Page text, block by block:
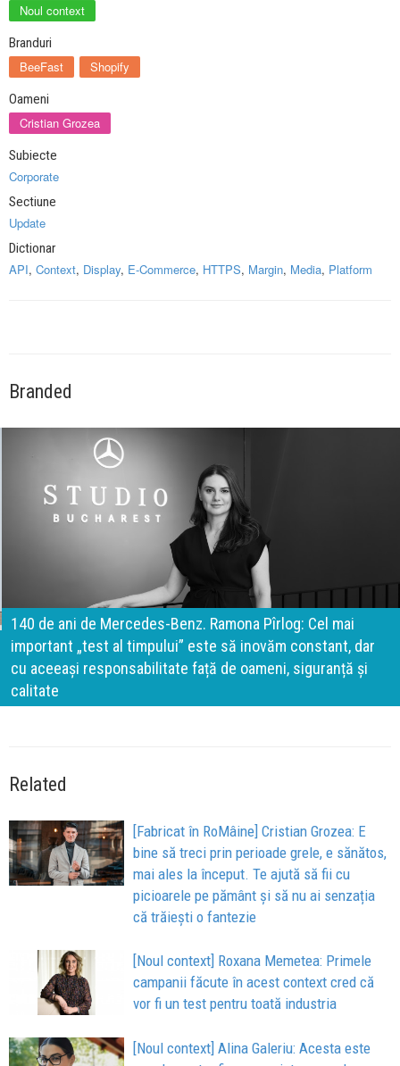
Noul context
Branduri
BeeFast Shopify
Oameni
Cristian Grozea
Subiecte
Corporate
Sectiune
Update
Dictionar
API, Context, Display, E-Commerce, HTTPS, Margin, Media, Platform
Branded
140 de ani de Mercedes-Benz. Ramona Pîrlog: Cel mai
important „test al timpului” este să inovăm constant, dar
cu aceeași responsabilitate față de oameni, siguranță și
calitate
Related
[Fabricat în RoMâine] Cristian Grozea: E
bine să treci prin perioade grele, e sănătos,
mai ales la început. Te ajută să fii cu
picioarele pe pământ și să nu ai senzația
că trăiești o fantezie
[Noul context] Roxana Memetea: Primele
campanii făcute în acest context cred că
vor fi un test pentru toată industria
[Noul context] Alina Galeriu: Acesta este